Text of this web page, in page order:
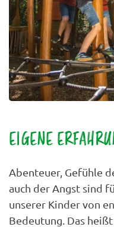
EIGENE
Abenteuer, Gefühle
auch der Angst sind
unserer Kinder von
Bedeutung. Das heißt